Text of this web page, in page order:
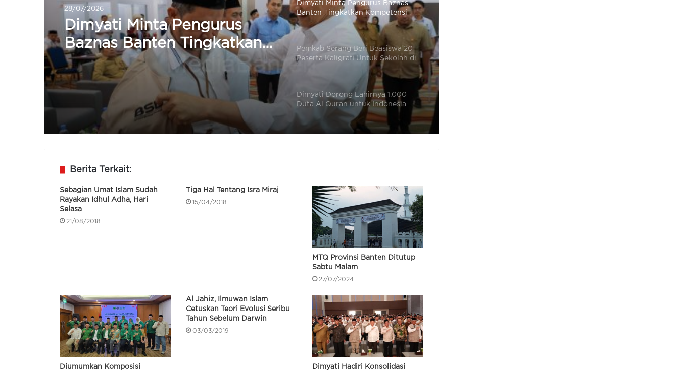
27/07/2026
Pemkab Serang Beri
Beasiswa 20 Peserta
Kaligrafi Untuk Sekolah di
Lemka Sukabumi
Pemkab Serang Beri Beasiswa 20
Peserta Kaligrafi Untuk Sekolah di
Lemka Sukabumi
Dimyati Dorong Lahirnya 1.000
Duta Al Quran untuk Indonesia
Robinsar Beri Uang Kadedeuh Rp50
Juta Ke Peserta Terbaik di Ajang
MTQ Banten
Kukuhkan Pengurus Badan
Andra Soni Hadiri Pemasangan
Tiang Pancang Pembangunan
Masjid Al Mubarokah di Tangerang
Bandara Soetta Layani 20.335
Jamaah Umrah Selama Transisi ke
Terminal Khusus Haji dan Umrah
Dimyati Tutup MTQ XXIII Banten,
Juara Umum
Andra Soni Buka MTQ Banten Ke-
23, Jadi Sarana Syiar Islam dan
Penguatan Karakter
Berita Terkait:
Sebagian Umat Islam Sudah
Rayakan Idhul Adha, Hari
Selasa
21/08/2018
Tiga Hal Tentang Isra Miraj
15/04/2018
MTQ Provinsi Banten Ditutup
Sabtu Malam
27/07/2024
Diumumkan Komposisi
Al Jahiz, Ilmuwan Islam
Cetuskan Teori Evolusi Seribu
Tahun Sebelum Darwin
03/03/2019
Dimyati Hadiri Konsolidasi